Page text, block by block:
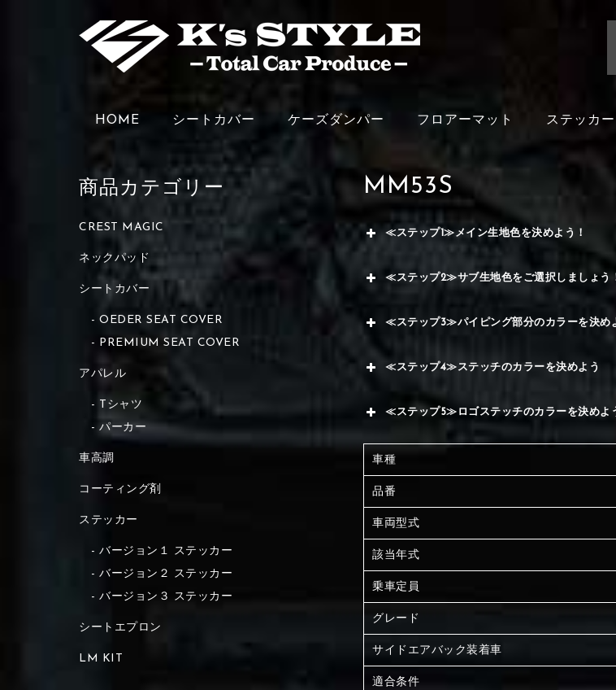
HOME シートカバー ケーズダンパー フロアーマット ステッカー
MM53S
≪ステップ1≫メイン生地色を決めよう！
≪ステップ2≫サブ生地色をご選択しましょう
≪ステップ3≫パイピング部分のカラーを決め
≪ステップ4≫ステッチのカラーを決めよう
≪ステップ5≫ロゴステッチのカラーを決めよ
車種
品番
車両型式
該当年式
乗車定員
グレード
サイドエアバック装着車
適合条件
商品カテゴリー
CREST MAGIC
ネックパッド
シートカバー
OEDER SEAT COVER
PREMIUM SEAT COVER
アパレル
Tシャツ
パーカー
車高調
コーティング剤
ステッカー
バージョン１ ステッカー
バージョン２ ステッカー
バージョン３ ステッカー
シートエプロン
LM KIT